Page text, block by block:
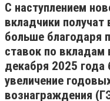
С наступлением
вкладчики
больше благодаря
ставок по
декабря 2025 года
увеличение
вознаграждения